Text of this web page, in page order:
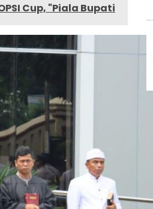
Cup, "Piala Bupati